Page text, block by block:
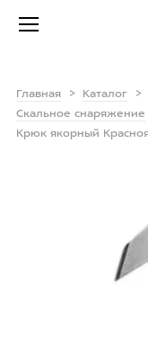
Главная Каталог
Скальное снаряжение
Крюк якорный